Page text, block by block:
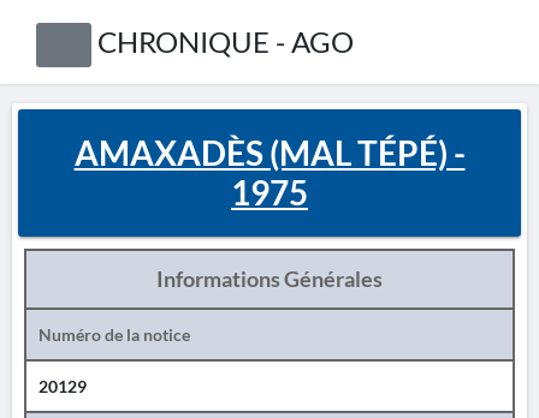
CHRONIQUE - AGO
AMAXADÈS (MAL TÉPÉ) -
1975
Informations Générales
Numéro de la notice
20129